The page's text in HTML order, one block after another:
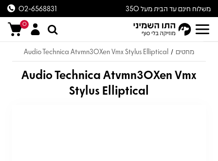
משלוח חינם עד הבית מעל 350
ש״ח
02-6568831
0
מחטים /
Audio Technica Atvmn30Xen Vmx Stylus Elliptical
Audio Technica Atvmn30Xen Vmx
Stylus Elliptical